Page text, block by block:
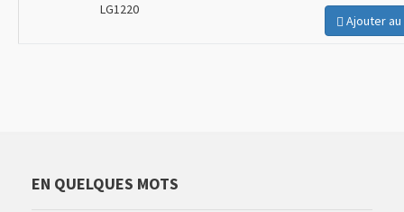
LG1220
Ajouter
EN QUELQUES MOTS